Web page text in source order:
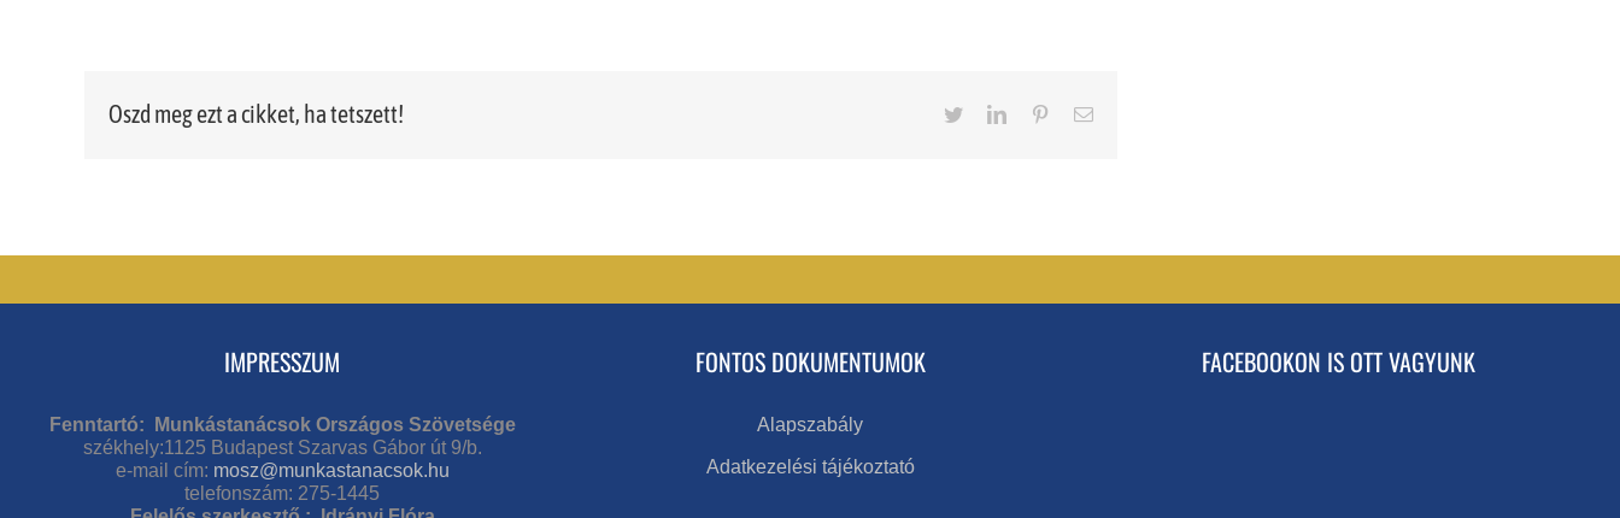
Oszd meg ezt a cikket, ha tetszett! TwitterLinkedInPinterestEmail
IMPRESSZUM
Fenntartó: Munkástanácsok Országos Szövetsége
székhely:1125 Budapest Szarvas Gábor út 9/b.
e-mail cím: mosz@munkastanacsok.hu
telefonszám: 275-1445
FONTOS DOKUMENTUMOK
Alapszabály
Adatkezelési tájékoztató
FACEBOOKON IS OTT VAGYUNK